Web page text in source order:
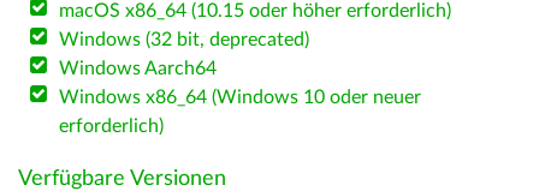
macOS x86_64 (10.15 oder höher erforderlich)
Windows (32 bit, deprecated)
Windows Aarch64
Windows x86_64 (Windows 10 oder neuer
erforderlich)
Verfügbare Versionen